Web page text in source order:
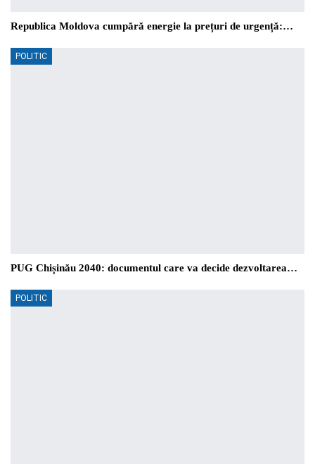
Republica Moldova cumpără energie la prețuri de urgență:…
POLITIC
PUG Chișinău 2040: documentul care va decide dezvoltarea…
POLITIC